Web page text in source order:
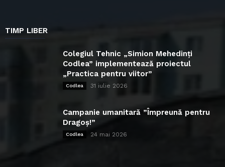
TIMP LIBER
Colegiul Tehnic „Simion Mehedinți
Codlea” implementează proiectul
„Practica pentru viitor”
Codlea 31 iulie 2026
Campanie umanitară ”Împreună pentru
Dragoș!”
Codlea 24 mai 2026